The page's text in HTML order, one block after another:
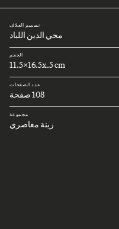
تصميم الغلاف
محي الدين اللباد
الحجم
11.5x16.5x.5 cm
عدد الصفحات
108 صفحة
مجموعة
زينة معاصري